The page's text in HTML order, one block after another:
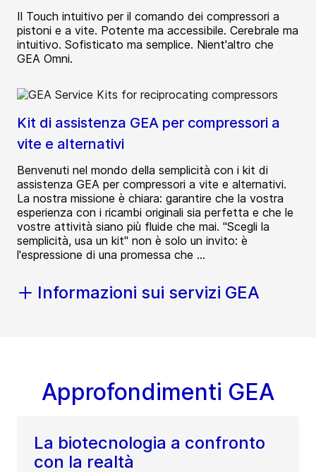
Il Touch intuitivo per il comando dei compressori a
pistoni e a vite. Potente ma accessibile. Cerebrale ma
intuitivo. Sofisticato ma semplice. Nient'altro che
GEA Omni.
Kit di assistenza GEA per compressori a
vite e alternativi
Benvenuti nel mondo della semplicità con i kit di
assistenza GEA per compressori a vite e alternativi.
La nostra missione è chiara: garantire che la vostra
esperienza con i ricambi originali sia perfetta e che le
vostre attività siano più fluide che mai. "Scegli la
semplicità, usa un kit" non è solo un invito: è
l'espressione di una promessa che ...
Informazioni sui servizi GEA
Approfondimenti GEA
La biotecnologia a confronto
con la realtà